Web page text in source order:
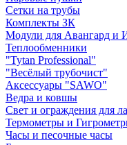
Сетки на трубы
Комплекты ЗК
Модули для Авангард и
Теплообменники
"Tytan Professional"
"Весёлый трубочист"
Аксессуары "SAWO"
Ведра и ковшы
Свет и ограждения для
Термометры и
Часы и песочные часы